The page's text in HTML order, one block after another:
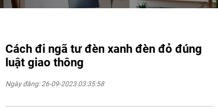
Cách đi ngã tư đèn xanh đèn đỏ đúng
luật giao thông
Ngày đăng: 26-09-2023 03:35:58